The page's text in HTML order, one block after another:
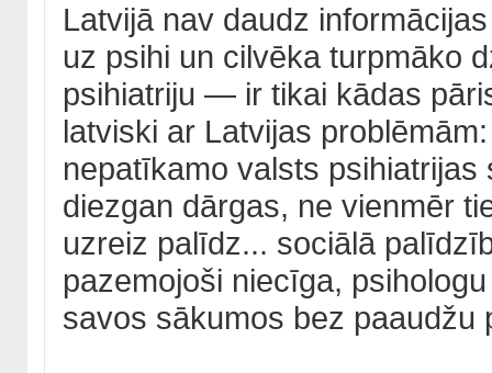
Latvijā nav daudz
uz psihi un cilvēka turpmāko
psihiatriju — ir tikai kādas
latviski ar Latvijas
nepatīkamo valsts
diezgan dārgas, ne vienmēr
uzreiz palīdz... sociālā
pazemojoši niecīga,
savos sākumos bez paaudžu